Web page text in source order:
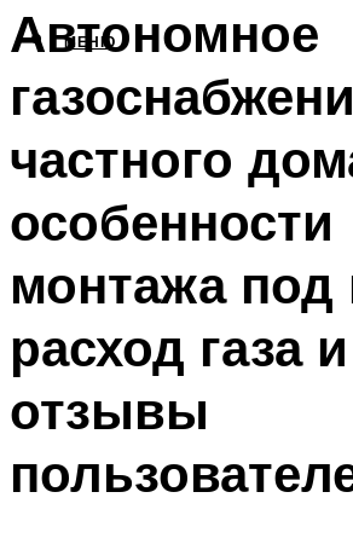
МЕНЮ
Автономное
частного
особенности
монтажа под
расход газа и
отзывы